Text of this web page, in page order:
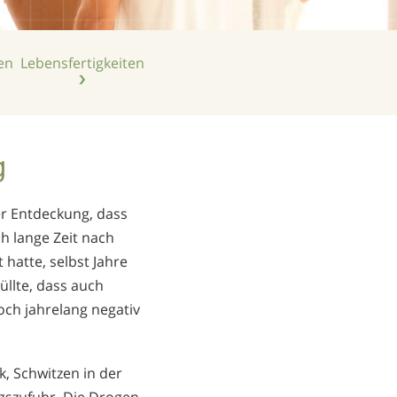
Norwegisch
Portugiesisch
Ukrainisch
Türkisch
Lebens­fertigkeiten
Entdeckung, dass
lange Zeit nach
selbst Jahre
dass auch
jahrelang negativ
Schwitzen in der